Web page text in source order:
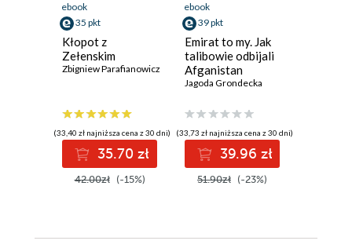
ebook
35 pkt
Kłopot z
Zełenskim
Zbigniew Parafianowicz
(33,40 zł najniższa cena z 30 dni)
35.70 zł
42.00zł (-15%)
ebook
39 pkt
Emirat to my. Jak
talibowie odbijali
Afganistan
Jagoda Grondecka
(33,73 zł najniższa cena z 30 dni)
39.96 zł
51.90zł (-23%)